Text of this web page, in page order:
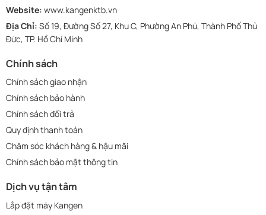
Website: www.kangenktb.vn
Địa Chỉ: Số 19, Đường Số 27, Khu C, Phường An Phú, Thành Phố Thủ
Đức, TP. Hồ Chí Minh
Chính sách
Chính sách giao nhận
Chính sách bảo hành
Chính sách đổi trả
Quy định thanh toán
Chăm sóc khách hàng & hậu mãi
Chính sách bảo mật thông tin
Dịch vụ tận tâm
Lắp đặt máy Kangen